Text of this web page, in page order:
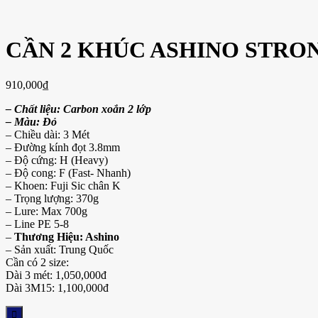
CẦN 2 KHÚC ASHINO
910,000₫
– Chất liệu: Carbon xoắn 2 lớp
– Màu: Đỏ
– Chiều dài: 3 Mét
– Đường kính đọt 3.8mm
– Độ cứng: H (Heavy)
– Độ cong: F (Fast- Nhanh)
– Khoen: Fuji Sic chân K
– Trọng lượng: 370g
– Lure: Max 700g
– Line PE 5-8
– Thương Hiệu: Ashino
– Sản xuất: Trung Quốc
Cần có 2 size:
Dài 3 mét: 1,050,000đ
Dài 3M15: 1,100,000đ